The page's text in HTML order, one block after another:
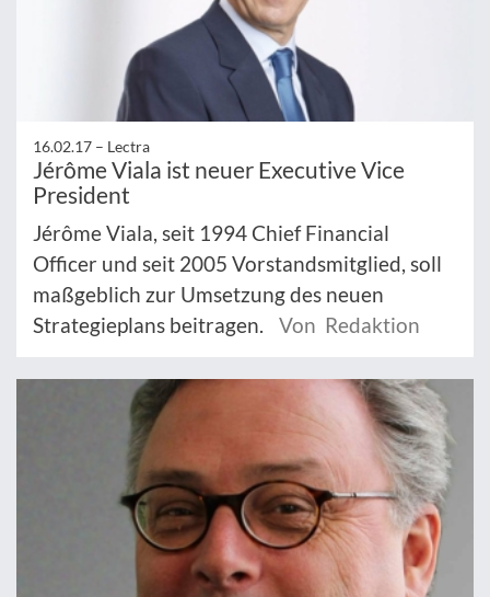
16.02.17 – Lectra
Jérôme Viala ist neuer Executive Vice
President
Jérôme Viala, seit 1994 Chief Financial
Officer und seit 2005 Vorstandsmitglied, soll
maßgeblich zur Umsetzung des neuen
Strategieplans beitragen.
Von Redaktion